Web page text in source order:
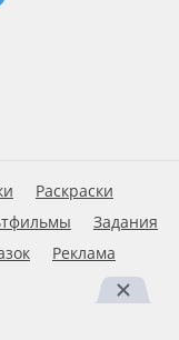
Раскраски
Задания
Реклама